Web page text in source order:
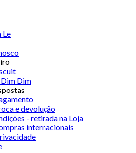
Le
Dim
e devolução
- retirada na Loja
internacionais